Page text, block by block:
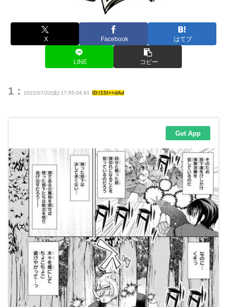
X Facebook はてブ
LINE コピー
1： 2022/07/22(金) 17:55:04.61 ID:/1Sl++dAd